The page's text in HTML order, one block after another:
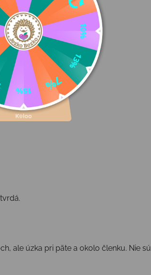
ale úzka pri päte a okolo členku. Nie sú